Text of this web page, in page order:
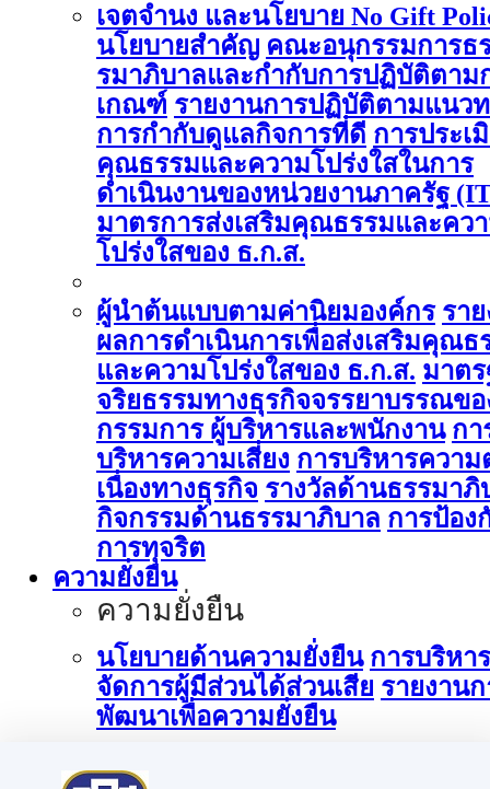
เจตจำนง และนโยบาย No Gift
นโยบายสำคัญ คณะอนุกรรมการธ
รมาภิบาลและกำกับการปฏิบัติตาม
เกณฑ์ รายงานการปฏิบัติตามแนว
การกำกับดูแลกิจการที่ดี การประเ
คุณธรรมและความโปร่งใสในการ
ดำเนินงานของหน่วยงานภาครัฐ
มาตรการส่งเสริมคุณธรรมและคว
โปร่งใสของ ธ.ก.ส.
ผู้นำต้นแบบตามค่านิยมองค์กร รา
ผลการดำเนินการเพื่อส่งเสริมคุณธ
และความโปร่งใสของ ธ.ก.ส. มาต
จริยธรรมทางธุรกิจจรรยาบรรณขอ
กรรมการ ผู้บริหารและพนักงาน กา
บริหารความเสี่ยง การบริหารความ
เนื่องทางธุรกิจ รางวัลด้านธรรมาภิ
กิจกรรมด้านธรรมาภิบาล การป้อง
การทุจริต
ความยั่งยืน
ความยั่งยืน
นโยบายด้านความยั่งยืน การบริหาร
จัดการผู้มีส่วนได้ส่วนเสีย รายงานก
พัฒนาเพื่อความยั่งยืน
การบริหารจัดการด้านนวัตกรรม